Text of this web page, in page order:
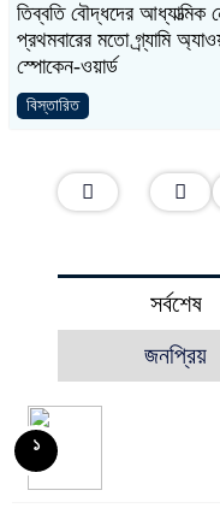
তিব্বতি বৌদ্ধদের আধ্যাত্মিক
প্রথমবারের মতো গ্র্যামি
স্পোকেন-ওয়ার্ড
বিস্তারিত
সর্বশেষ
জনপ্রিয়
১